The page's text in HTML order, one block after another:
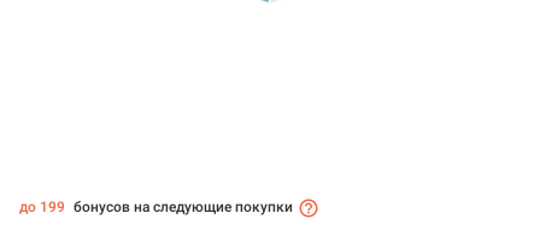
до 199 бонусов на следующие покупки